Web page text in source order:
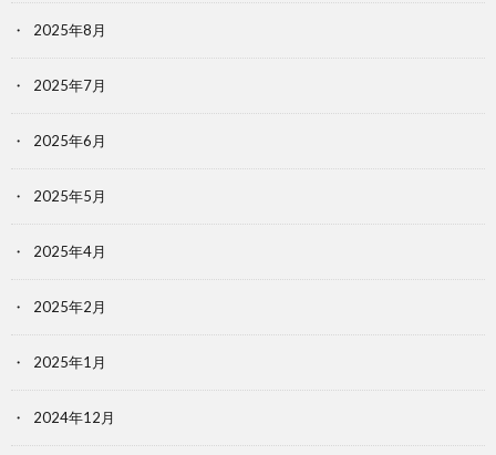
2025年8月
2025年7月
2025年6月
2025年5月
2025年4月
2025年2月
2025年1月
2024年12月